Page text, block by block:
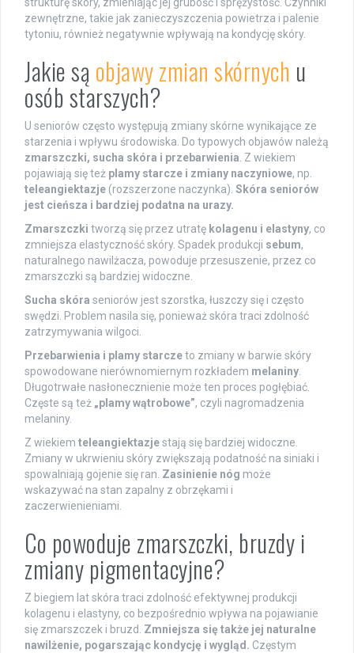
zewnętrzne, takie jak zanieczyszczenia powietrza i palenie
tytoniu, również negatywnie wpływają na kondycję skóry.
Jakie są objawy zmian skórnych u
osób starszych?
U seniorów często występują zmiany skórne wynikające ze
starzenia i wpływu środowiska. Do typowych objawów należą
zmarszczki, sucha skóra i przebarwienia . Z wiekiem
pojawiają się też plamy starcze i zmiany naczyniowe, np.
teleangiektazje (rozszerzone naczynka). Skóra seniorów
jest cieńsza i bardziej podatna na urazy.
Zmarszczki tworzą się przez utratę kolagenu i elastyny, co
zmniejsza elastyczność skóry. Spadek produkcji sebum,
naturalnego nawilżacza, powoduje przesuszenie, przez co
zmarszczki są bardziej widoczne.
Sucha skóra seniorów jest szorstka, łuszczy się i często
swędzi. Problem nasila się, ponieważ skóra traci zdolność
zatrzymywania wilgoci.
Przebarwienia i plamy starczeto zmiany w barwie skóry
spowodowane nierównomiernym rozkładem melaniny
Długotrwałe nasłonecznienie może ten proces pogłębiać.
Częste są też „plamy wątrobowe”, czyli nagromadzenia
melaniny.
Z wiekiem teleangiektazjestają się bardziej widoczne.
Zmiany w ukrwieniu skóry zwiększają podatność na siniaki i
spowalniają gojenie się ran. Zasinienie nóg może
wskazywać na stan zapalny z obrzękami i
zaczerwienieniami.
Co powoduje zmarszczki, bruzdy i
zmiany pigmentacyjne?
Z biegiem lat skóra traci zdolność efektywnej produkcji
kolagenu i elastyny, co bezpośrednio wpływa na pojawianie
się zmarszczek i bruzd. Zmniejsza się także jej naturalne
nawilżenie, pogarszając kondycję i wygląd. Częstym